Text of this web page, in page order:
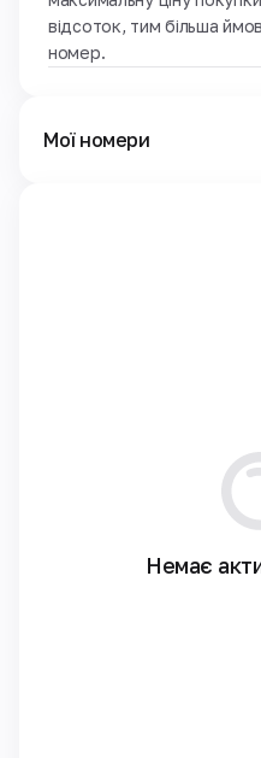
відсоток, тим більша
номер.
Мої номери
Немає